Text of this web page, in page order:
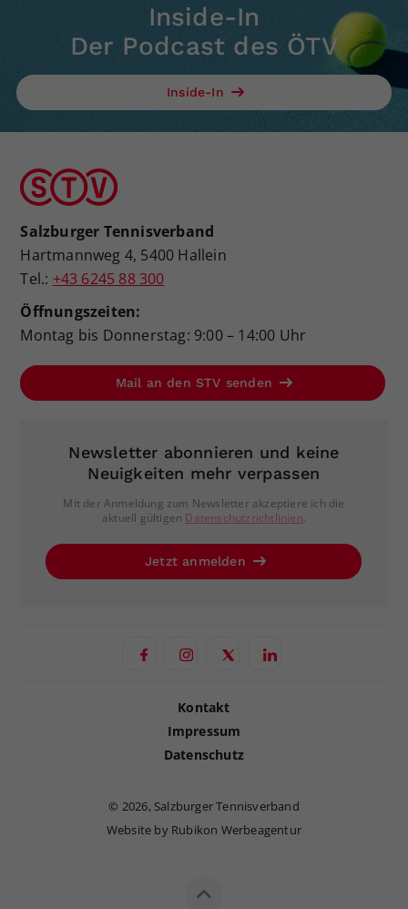
Inside-In
Der Podcast des ÖTV
Inside-In
Salzburger Tennisverband
Hartmannweg 4, 5400 Hallein
Tel.: +43 6245 88 300
Öffnungszeiten:
Montag bis Donnerstag: 9:00 – 14:00 Uhr
Mail an den STV senden
Newsletter abonnieren und keine
Neuigkeiten mehr verpassen
Mit der Anmeldung zum Newsletter akzeptiere ich die
aktuell gültigen Datenschutzrichtlinien.
Jetzt anmelden
Kontakt
Impressum
Datenschutz
© 2026, Salzburger Tennisverband
Website by Rubikon Werbeagentur